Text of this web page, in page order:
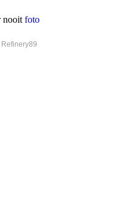
nooit foto